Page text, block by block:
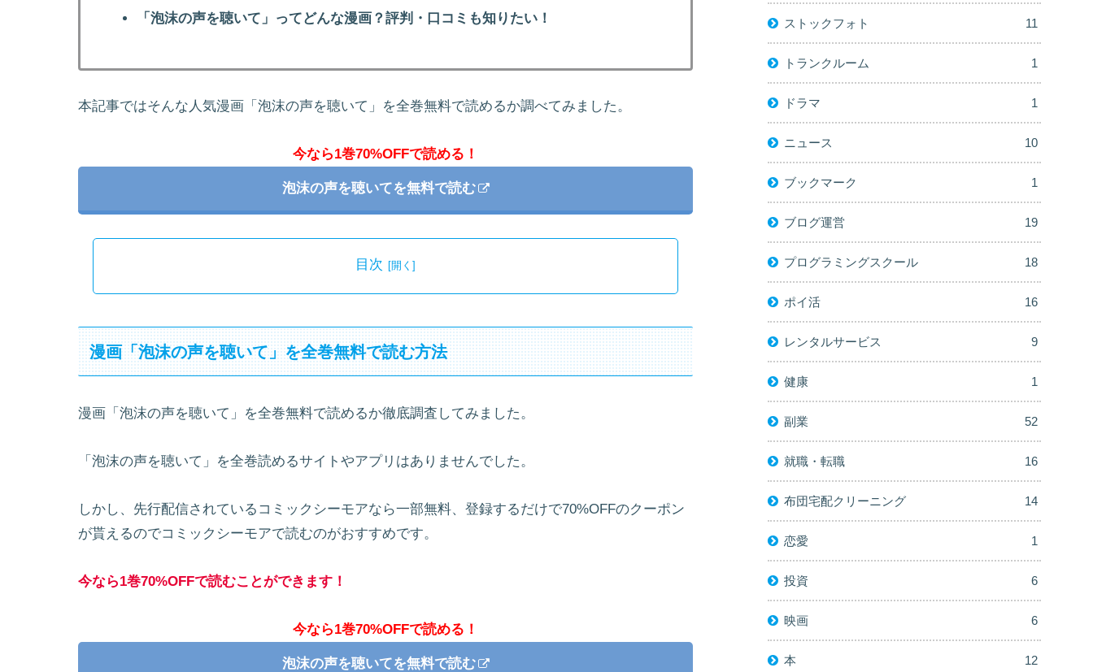
「泡沫の声を聴いて」ってどんな漫画？評判・口コミも知りたい！
本記事ではそんな人気漫画「泡沫の声を聴いて」を全巻無料で読めるか調べてみました。
今なら1巻70%OFFで読める！
泡沫の声を聴いてを無料で読む
目次
漫画「泡沫の声を聴いて」を全巻無料で読む方法
漫画「泡沫の声を聴いて」を全巻無料で読めるか徹底調査してみました。
「泡沫の声を聴いて」を全巻読めるサイトやアプリはありませんでした。
しかし、先行配信されているコミックシーモアなら一部無料、登録するだけで70%OFFのクーポン
が貰えるのでコミックシーモアで読むのがおすすめです。
今なら1巻70%OFFで読むことができます！
今なら1巻70%OFFで読める！
泡沫の声を聴いてを無料で読む
ストックフォト 11
トランクルーム 1
ドラマ 1
ニュース 10
ブックマーク 1
ブログ運営 19
プログラミングスクール 18
ポイ活 16
レンタルサービス 9
健康 1
副業 52
就職・転職 16
布団宅配クリーニング 14
恋愛 1
投資 6
映画 6
本 12